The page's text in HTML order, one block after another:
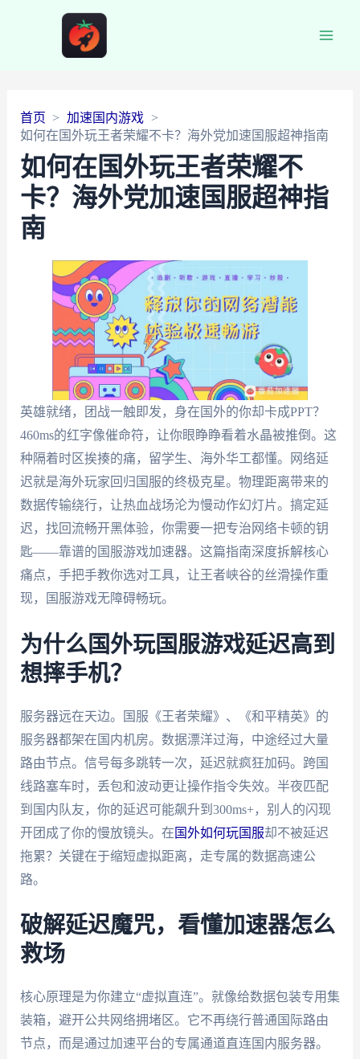
首页
加速国内游戏
如何在国外玩王者荣耀不卡？海外党加速国服超神指南
如何在国外玩王者荣耀不
卡？海外党加速国服超神指
南
英雄就绪，团战一触即发，身在国外的你却卡成PPT？
460ms的红字像催命符，让你眼睁睁看着水晶被推倒。这
种隔着时区挨揍的痛，留学生、海外华工都懂。网络延
迟就是海外玩家回归国服的终极克星。物理距离带来的
数据传输绕行，让热血战场沦为慢动作幻灯片。搞定延
迟，找回流畅开黑体验，你需要一把专治网络卡顿的钥
匙——靠谱的国服游戏加速器。这篇指南深度拆解核心
痛点，手把手教你选对工具，让王者峡谷的丝滑操作重
现，国服游戏无障碍畅玩。
为什么国外玩国服游戏延迟高到
想摔手机？
服务器远在天边。国服《王者荣耀》、《和平精英》的
服务器都架在国内机房。数据漂洋过海，中途经过大量
路由节点。信号每多跳转一次，延迟就疯狂加码。跨国
线路塞车时，丢包和波动更让操作指令失效。半夜匹配
到国内队友，你的延迟可能飙升到300ms+，别人的闪现
开团成了你的慢放镜头。在 国外如何玩国服却不被延迟
拖累？关键在于缩短虚拟距离，走专属的数据高速公
路。
破解延迟魔咒，看懂加速器怎么
救场
核心原理是为你建立“虚拟直连”。就像给数据包装专用集
装箱，避开公共网络拥堵区。它不再绕行普通国际路由
节点，而是通过加速平台的专属通道直连国内服务器。